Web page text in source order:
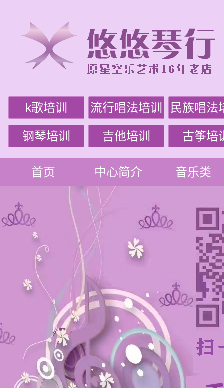
k歌培训 流行唱法培训 民族唱法
钢琴培训 吉他培训 古筝培
首页 中心简介 音乐类